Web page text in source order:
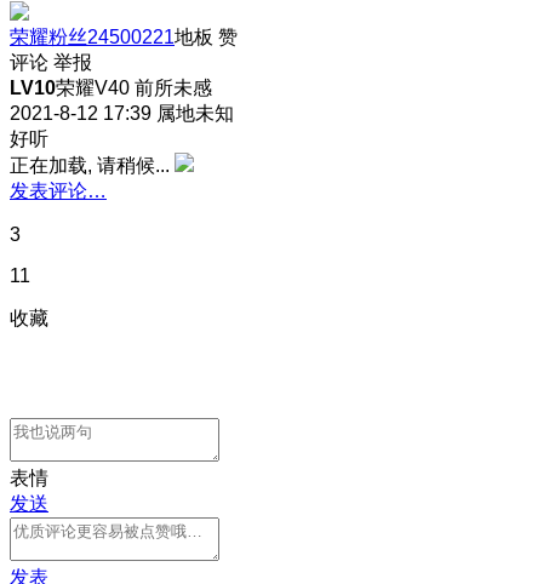
荣耀粉丝24500221地板 赞
评论 举报
LV10荣耀V40 前所未感
2021-8-12 17:39 属地未知
好听
正在加载, 请稍候...
发表评论…
3
11
收藏
表情
发送
发表